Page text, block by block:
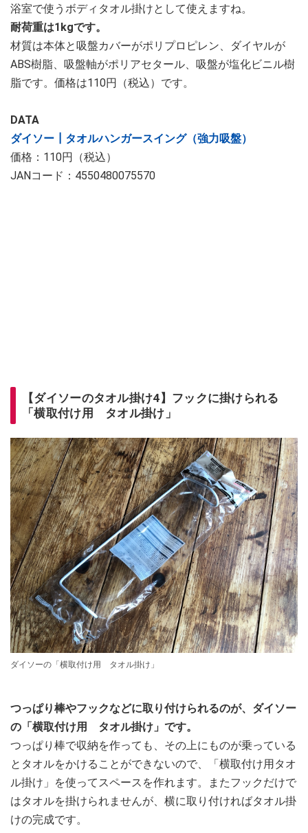
浴室で使うボディタオル掛けとして使えますね。
耐荷重は1kgです。
材質は本体と吸盤カバーがポリプロピレン、ダイヤルが
ABS樹脂、吸盤軸がポリアセタール、吸盤が塩化ビニル樹
脂です。価格は110円（税込）です。
DATA
ダイソー┃タオルハンガースイング（強力吸盤）
価格：110円（税込）
JANコード：4550480075570
【ダイソーのタオル掛け4】フックに掛けられる
「横取付け用 タオル掛け」
ダイソーの「横取付け用 タオル掛け」
つっぱり棒やフックなどに取り付けられるのが、ダイソー
の「横取付け用 タオル掛け」です。
つっぱり棒で収納を作っても、その上にものが乗っている
とタオルをかけることができないので、「横取付け用タオ
ル掛け」を使ってスペースを作れます。またフックだけで
はタオルを掛けられませんが、横に取り付ければタオル掛
けの完成です。